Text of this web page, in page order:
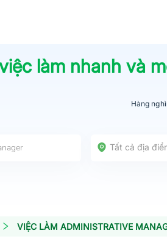
làm nhanh và
Hàng
Tất cả địa
VIỆC LÀM ADMINISTRATIVE